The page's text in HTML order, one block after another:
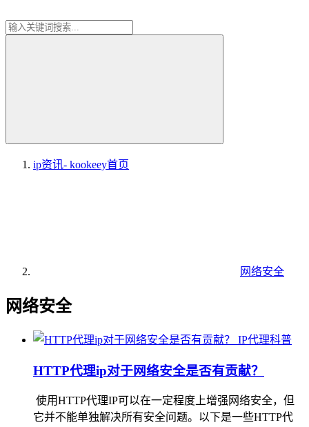
ip资讯- kookeey首页
网络安全
网络安全
IP代理科普
HTTP代理ip对于网络安全是否有贡献？
使用HTTP代理IP可以在一定程度上增强网络安全，但
它并不能单独解决所有安全问题。以下是一些HTTP代